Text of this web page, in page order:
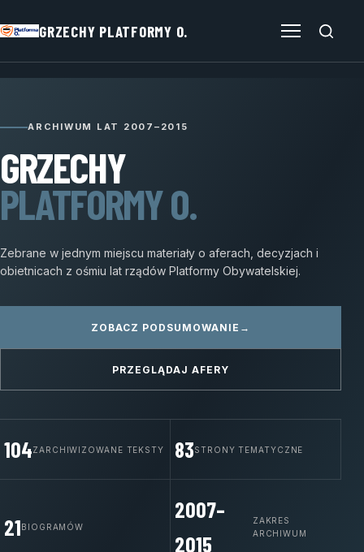
GRZECHY PLATFORMY O.
ARCHIWUM LAT 2007–2015
GRZECHY
PLATFORMY O.
Zebrane w jednym miejscu materiały o aferach, decyzjach i
obietnicach z ośmiu lat rządów Platformy Obywatelskiej.
ZOBACZ PODSUMOWANIE →
PRZEGLĄDAJ AFERY
104ZARCHIWIZOWANE TEKSTY 83STRONY TEMATYCZNE
21BIOGRAMÓW
2007–
2015
ZAKRES
ARCHIWUM